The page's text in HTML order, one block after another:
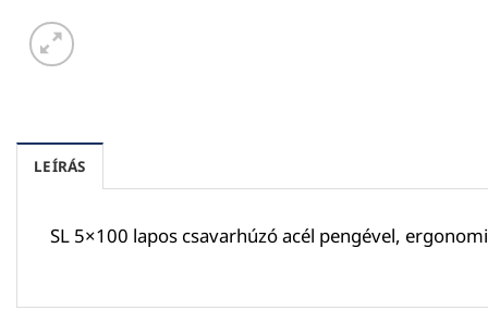
LEÍRÁS
SL 5×100 lapos csavarhúzó acél pengével,